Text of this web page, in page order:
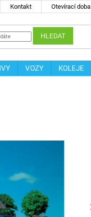
Kontakt Otevírací doba
HLEDAT
VOZY KOLEJE